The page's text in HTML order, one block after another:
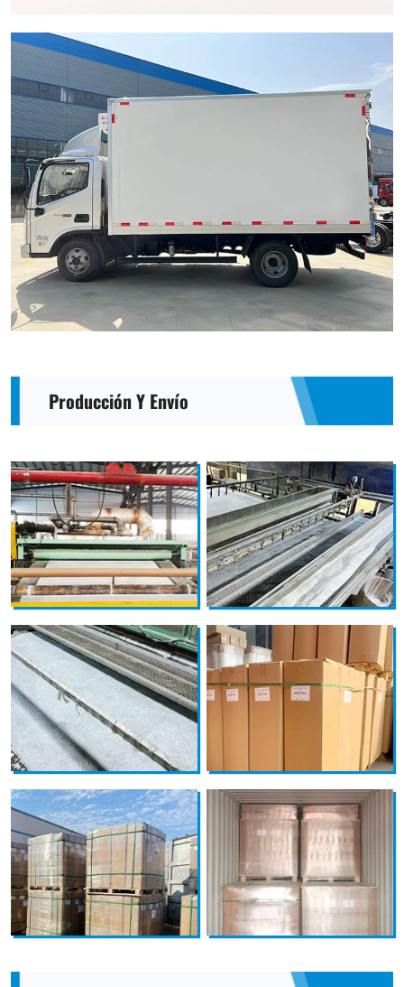
Producción Y Envío